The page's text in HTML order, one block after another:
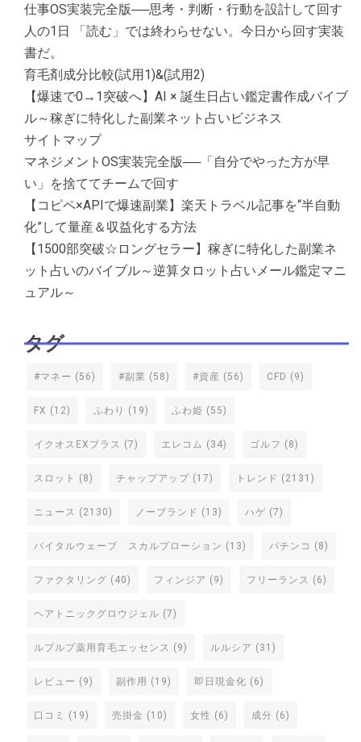
仕事OS実装完全版──思考・判断・行動を設計して回す
人の1日 「読む」では終わらせない。今日から回す実装
書だ。
育毛剤成分比較(試用1)&(試用2)
【爆速で0→1突破へ】AI × 誕生日占い鑑定書作成バイブ
ル～稼ぎに特化した副業ネット占いビジネス
サイトマップ
マネジメントOS実装完全版──「自分でやった方が早
い」を捨ててチームで回す
【コピペ×APIで爆速副業】楽天トラベル記事を“半自動
化”して量産＆収益化する方法
【1500部突破☆ロングセラー】稼ぎに特化した副業ネ
ット占いのバイブル～逆算タロット占いメール鑑定マニ
ュアル～
タグ
#マネー (56) #副業 (58) #資産 (56) CFD (9)
FX (12) ふわり (19) ふわ姫 (55)
イクオスEXプラス (7) エレコム (34) ゴルフ (8)
スロット (8) チャップアップ (17) トレンド (2131)
ニュース (2130) ノーブランド (13) ハゲ (7)
バイタルウェーブ スカルプローション (13) パチンコ (8)
ファクタリング (40) フィンジア (9) フリーランス (6)
ヘアトニックグロウジェル (7)
ルプルプ薬用育毛エッセンス (9) ルルシア (31)
レビュー (9) 副作用 (19) 即日現金化 (6)
口コミ (19) 売掛金 (10) 女性 (6) 成分 (6)